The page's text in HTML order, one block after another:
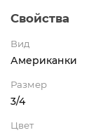
Свойства
Вид
Американки
Размер
3/4
Цвет